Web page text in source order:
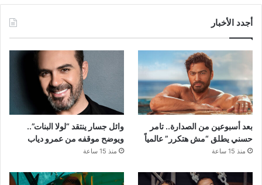
أجدد الأخبار
بعد أسبوعين من الصدارة.. تامر
حسني يطلق “مش هتكرر” عالمياً
منذ 15 ساعة
وائل جسار ينتقد “لولا البنات”..
ويوضح موقفه من عمرو دياب
منذ 15 ساعة